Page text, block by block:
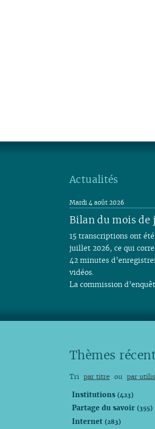
Actualités
Bilan du mois
Mardi 4 août 2026
15 transcriptions ont
juillet 2026, ce qui
42 minutes
vidéos.
La commission
Thèmes
Tri par titre ou par
Institutions(423)
Partage du savoir(355)
Internet(283)